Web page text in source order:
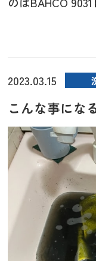
2023.03.15
こんな事にな